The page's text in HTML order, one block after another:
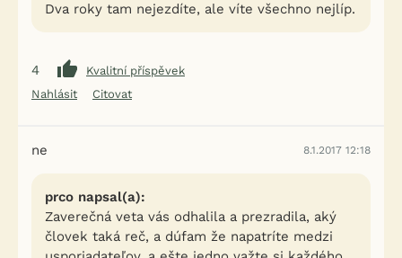
Dva roky tam nejezdíte, ale víte všechno nejlíp.
4
Kvalitní příspěvek
Nahlásit
Citovat
ne 8.1.2017 12:18
prco napsal(a):
Zaverečná veta vás odhalila a prezradila, aký
človek taká reč, a dúfam že napatríte medzi